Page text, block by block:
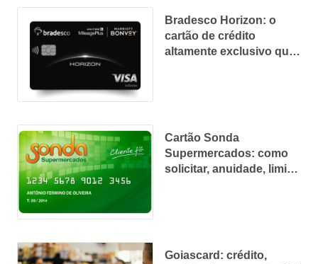
Bradesco Horizon: o
cartão de crédito
altamente exclusivo que
Cartão Sonda
Supermercados: como
solicitar, anuidade, limite
Goiascard: crédito,